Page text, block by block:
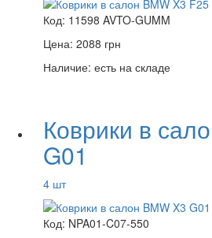
Код: 11598 AVTO-GUMM
Цена: 2088 грн
Наличие: есть на складе
Коврики в
G01
4 шт
Код: NPA01-C07-550